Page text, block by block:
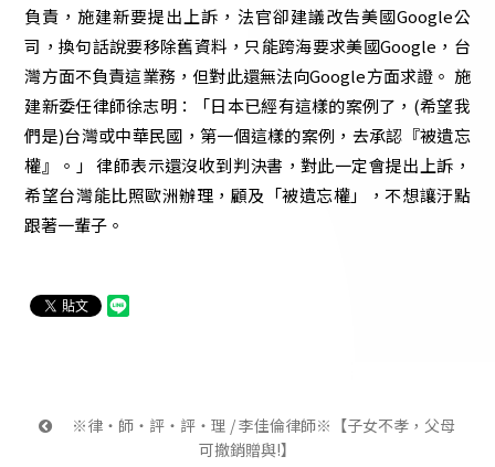
負責，施建新要提出上訴，法官卻建議改告美國Google公
司，換句話說要移除舊資料，只能跨海要求美國Google，台
灣方面不負責這業務，但對此還無法向Google方面求證。 施
建新委任律師徐志明：「日本已經有這樣的案例了，(希望我
們是)台灣或中華民國，第一個這樣的案例，去承認『被遺忘
權』。」 律師表示還沒收到判決書，對此一定會提出上訴，
希望台灣能比照歐洲辦理，顧及「被遺忘權」，不想讓汙點
跟著一輩子。
※律‧師‧評‧評‧理 / 李佳倫律師※【子女不孝，父母
可撤銷贈與!】